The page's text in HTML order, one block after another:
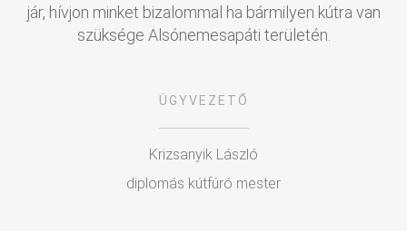
jár, hívjon minket bizalommal ha bármilyen kútra van
szüksége Alsónemesapáti területén.
ÜGYVEZETŐ
Krizsanyik László
diplomás kútfúró mester